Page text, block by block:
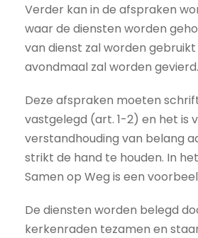
Verder kan in de afspraken
waar de diensten worden
van dienst zal worden
avondmaal zal worden gevierd.
Deze afspraken moeten
vastgelegd (art. 1-2) en het is
verstandhouding van belang
strikt de hand te houden. In
Samen op Weg is een
De diensten worden belegd
kerkenraden tezamen en